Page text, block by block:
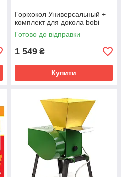
Горіхокол Универсальный +
комплект для докола bobi
Готово до відправки
1 549 ₴
Купити